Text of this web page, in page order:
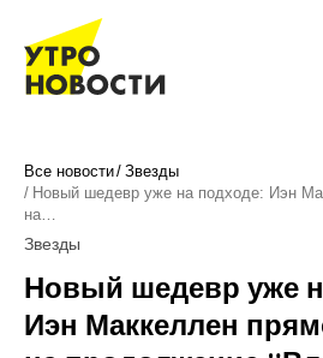
Все новости Звезды
Новый шедевр уже на подходе: Иэн
на…
Звезды
Новый шедевр уже
Иэн Маккеллен